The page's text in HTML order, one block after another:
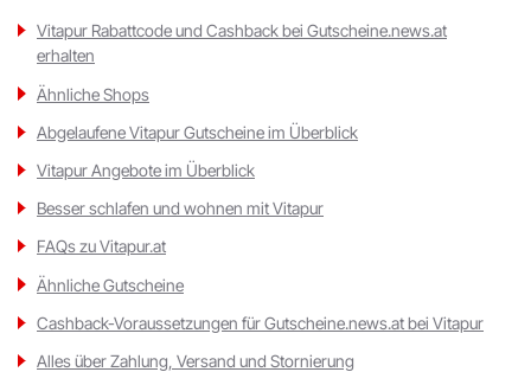
Vitapur Rabattcode und Cashback bei Gutscheine.news.at
erhalten
Ähnliche Shops
Abgelaufene Vitapur Gutscheine im Überblick
Vitapur Angebote im Überblick
Besser schlafen und wohnen mit Vitapur
FAQs zu Vitapur.at
Ähnliche Gutscheine
Cashback-Voraussetzungen für Gutscheine.news.at bei Vitapur
Alles über Zahlung, Versand und Stornierung